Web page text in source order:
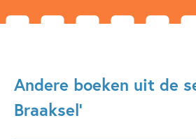
Andere boeken uit de
Braaksel'